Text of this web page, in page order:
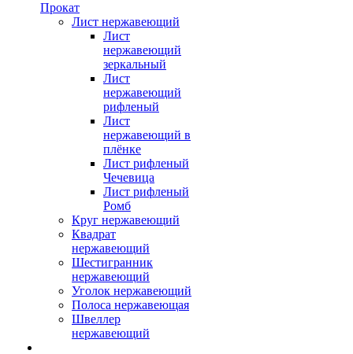
Прокат
Лист нержавеющий
Лист
нержавеющий
зеркальный
Лист
нержавеющий
рифленый
Лист
нержавеющий в
плёнке
Лист рифленый
Чечевица
Лист рифленый
Ромб
Круг нержавеющий
Квадрат
нержавеющий
Шестигранник
нержавеющий
Уголок нержавеющий
Полоса нержавеющая
Швеллер
нержавеющий